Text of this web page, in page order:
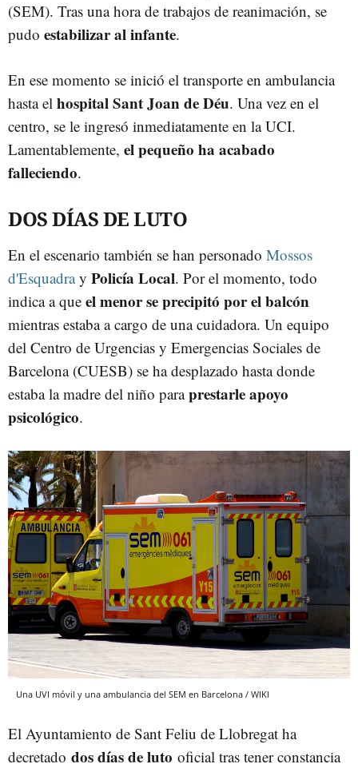
(SEM). Tras una hora de trabajos de reanimación, se
pudo estabilizar al infante.
En ese momento se inició el transporte en ambulancia
hasta el hospital Sant Joan de Déu. Una vez en el
centro, se le ingresó inmediatamente en la UCI.
Lamentablemente, el pequeño ha acabado
falleciendo.
DOS DÍAS DE LUTO
En el escenario también se han personado Mossos
d'Esquadray Policía Local. Por el momento, todo
indica a que el menor se precipitó por el balcón
mientras estaba a cargo de una cuidadora. Un equipo
del Centro de Urgencias y Emergencias Sociales de
Barcelona (CUESB) se ha desplazado hasta donde
estaba la madre del niño paraprestarle apoyo
psicológico.
Una UVI móvil y una ambulancia del SEM en Barcelona / WIKI
El Ayuntamiento de Sant Feliu de Llobregat ha
decretado dos días de luto oficial tras tener constancia